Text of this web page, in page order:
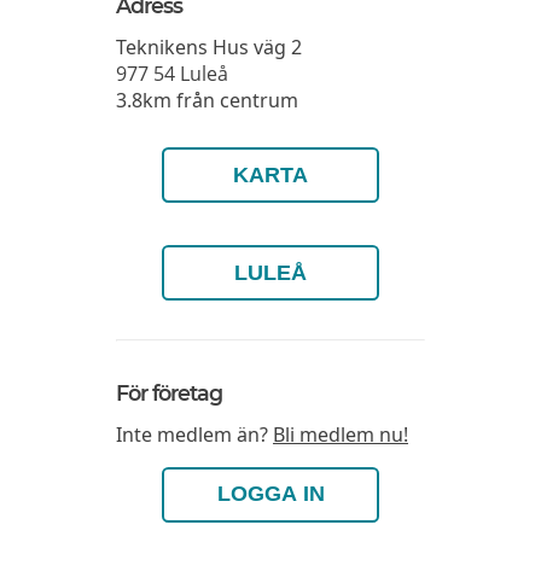
Adress
Teknikens Hus väg 2
977 54 Luleå
3.8km från centrum
KARTA
LULEÅ
För företag
Inte medlem än? Bli medlem nu!
LOGGA IN